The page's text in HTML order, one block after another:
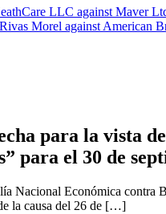
LLC against Maver
Morel against American
para la vista
para el 30 de
Nacional Económica
la causa del 26 de […]